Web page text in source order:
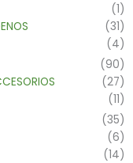
(1)
(31)
(4)
(90)
(27)
(11)
(35)
(6)
(14)